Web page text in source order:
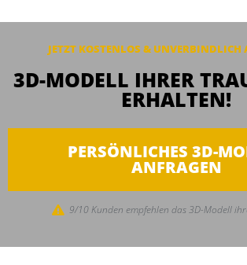
JETZT KOSTENLOS & UNVERBINDLICH
3D-MODELL IHRER
ERHALTEN!
PERSÖNLICHES 3D-
ANFRAGEN
9/10 Kunden empfehlen das 3D-Modell